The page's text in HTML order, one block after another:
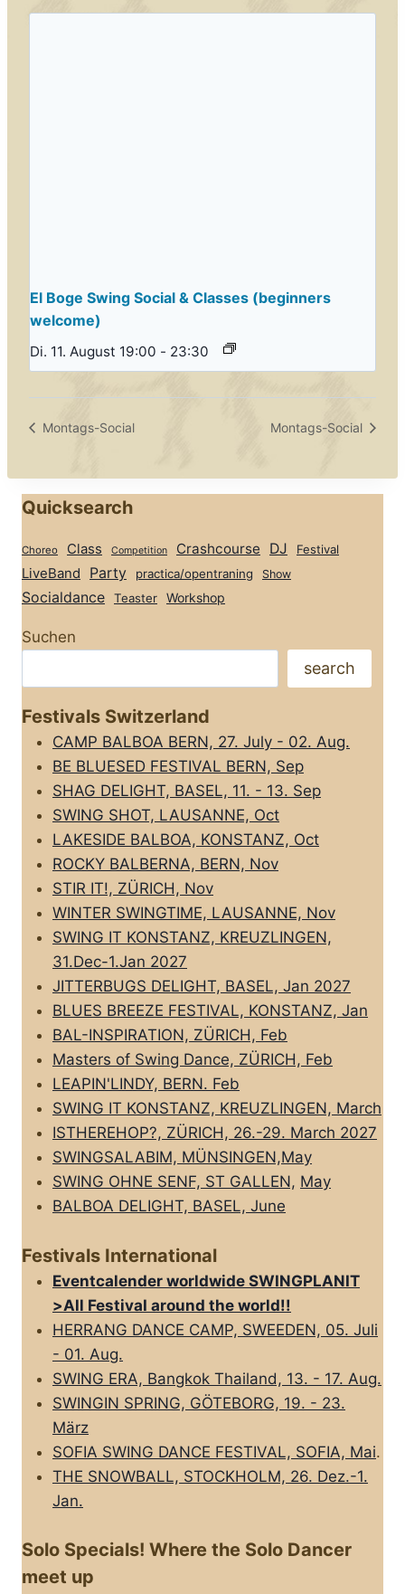
El Boge Swing Social & Classes (beginners
welcome)
Di. 11. August 19:00 - 23:30
Montags-Social Montags-Social
Quicksearch
Choreo Class Competition Crashcourse DJ Festival
LiveBand Party practica/opentraning Show
Socialdance Teaster Workshop
Suchen
search
Festivals Switzerland
CAMP BALBOA BERN, 27. July - 02. Aug.
BE BLUESED FESTIVAL BERN, Sep
SHAG DELIGHT, BASEL, 11. - 13. Sep
SWING SHOT, LAUSANNE, Oct
LAKESIDE BALBOA, KONSTANZ, Oct
ROCKY BALBERNA, BERN, Nov
STIR IT!, ZÜRICH, Nov
WINTER SWINGTIME, LAUSANNE, Nov
SWING IT KONSTANZ, KREUZLINGEN,
31.Dec-1.Jan 2027
JITTERBUGS DELIGHT, BASEL, Jan 2027
BLUES BREEZE FESTIVAL, KONSTANZ, Jan
BAL-INSPIRATION, ZÜRICH, Feb
Masters of Swing Dance, ZÜRICH, Feb
LEAPIN'LINDY, BERN. Feb
SWING IT KONSTANZ, KREUZLINGEN, March
ISTHEREHOP?, ZÜRICH, 26.-29. March 2027
SWINGSALABIM, MÜNSINGEN,May
SWING OHNE SENF, ST GALLEN, May
BALBOA DELIGHT, BASEL, June
Festivals International
Eventcalender worldwide SWINGPLANIT
>All FestivaI around the world!!
HERRANG DANCE CAMP, SWEEDEN, 05. Juli
- 01. Aug.
SWING ERA, Bangkok Thailand, 13. - 17. Aug.
SWINGIN SPRING, GÖTEBORG, 19. - 23.
März
SOFIA SWING DANCE FESTIVAL, SOFIA, Mai.
THE SNOWBALL, STOCKHOLM, 26. Dez.-1.
Jan.
Solo Specials! Where the Solo Dancer
meet up